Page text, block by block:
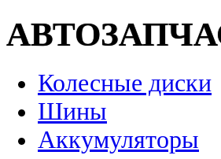
Колесные диски
Шины
Аккумуляторы